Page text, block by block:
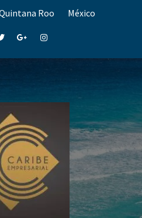
Roo México
Google+Instagram